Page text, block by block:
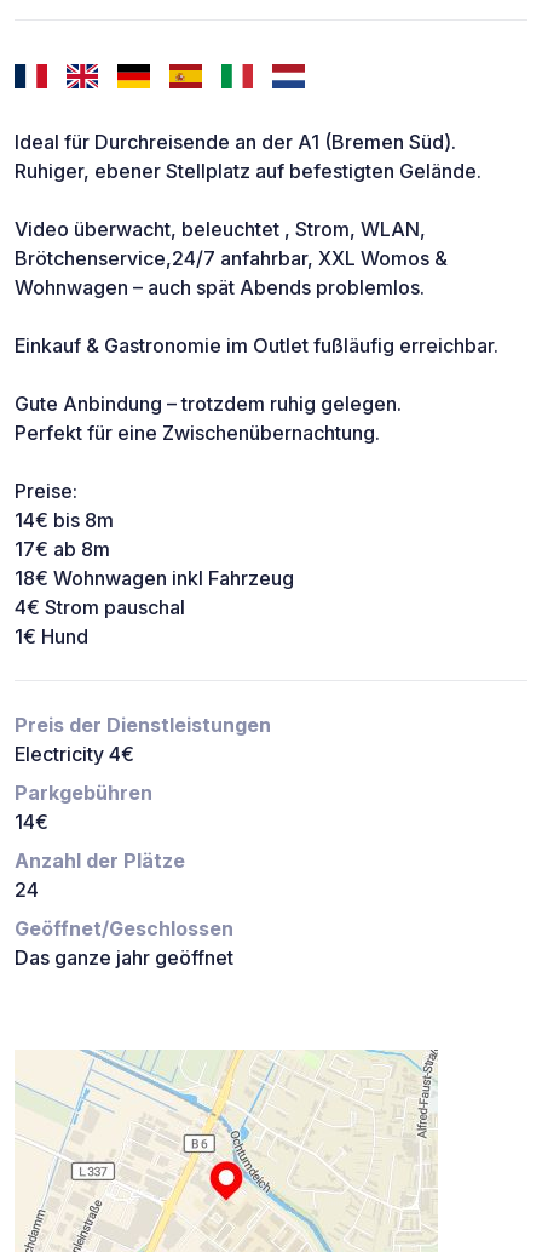
Ideal für Durchreisende an der A1 (Bremen Süd).
Ruhiger, ebener Stellplatz auf befestigten Gelände.
Video überwacht, beleuchtet , Strom, WLAN,
Brötchenservice,24/7 anfahrbar, XXL Womos &
Wohnwagen – auch spät Abends problemlos.
Einkauf & Gastronomie im Outlet fußläufig erreichbar.
Gute Anbindung – trotzdem ruhig gelegen.
Perfekt für eine Zwischenübernachtung.
Preise:
14€ bis 8m
17€ ab 8m
18€ Wohnwagen inkl Fahrzeug
4€ Strom pauschal
1€ Hund
Preis der Dienstleistungen
Electricity 4€
Parkgebühren
14€
Anzahl der Plätze
24
Geöffnet/Geschlossen
Das ganze jahr geöffnet